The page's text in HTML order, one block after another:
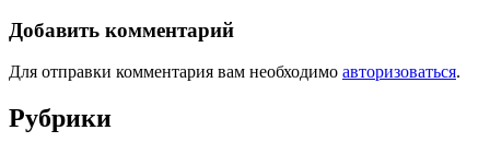
Добавить комментарий
Для отправки комментария вам необходимо авторизоваться.
Рубрики